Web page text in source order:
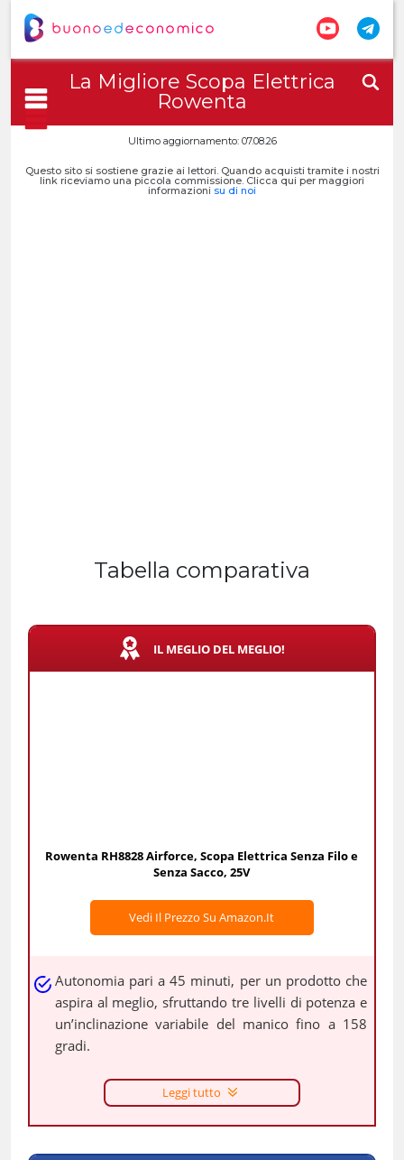
La Migliore Scopa Elettrica
Rowenta
Ultimo aggiornamento: 07.08.26
Questo sito si sostiene grazie ai lettori. Quando acquisti tramite i nostri
link riceviamo una piccola commissione. Clicca qui per maggiori
informazioni su di noi
Tabella comparativa
IL MEGLIO DEL MEGLIO!
Rowenta RH8828 Airforce, Scopa Elettrica Senza Filo e
Senza Sacco, 25V
Vedi Il Prezzo Su Amazon.it
Autonomia pari a 45 minuti, per un prodotto che
aspira al meglio, sfruttando tre livelli di potenza e
un’inclinazione variabile del manico fino a 158
gradi.
Leggi tutto